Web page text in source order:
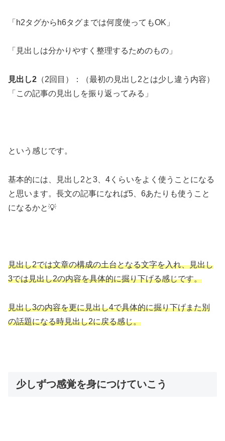
「h2タグからh6タグまでは何度使ってもOK」
「見出しは分かりやすく整理するためのもの」
見出し2 （2回目）：（最初の見出し2とは少し違う内容）
「この記事の見出しを振り返ってみる」
という感じです。
基本的には、見出し2と3、4くらいをよく使うことになる
と思います。長文の記事になれば5、6あたりも使うこと
になるかと💡
見出し2では文章の構成の土台となる文字を入れ、見出し
3では見出し2の内容を具体的に掘り下げる感じです。
見出し3の内容を更に見出し4で具体的に掘り下げまた別
の話題になる時見出し2に戻る感じ。
少しずつ感覚を身につけていこう